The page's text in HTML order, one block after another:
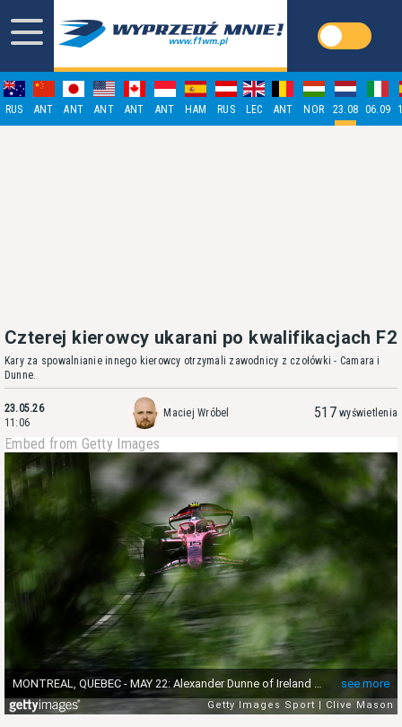
RUS ANT ANT ANT ANT ANT HAM RUS LEC ANT NOR 23.08 06.09
Czterej kierowcy ukarani po kwalifikacjach F2
Kary za spowalnianie innego kierowcy otrzymali zawodnicy z czołówki - Camara i
Dunne.
23.05.26
11:06
Maciej Wróbel 517 wyświetlenia
Embed from Getty Images